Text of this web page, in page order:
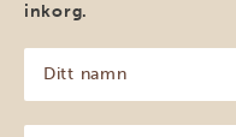
inkorg.
namn
(Obligatoriskt)